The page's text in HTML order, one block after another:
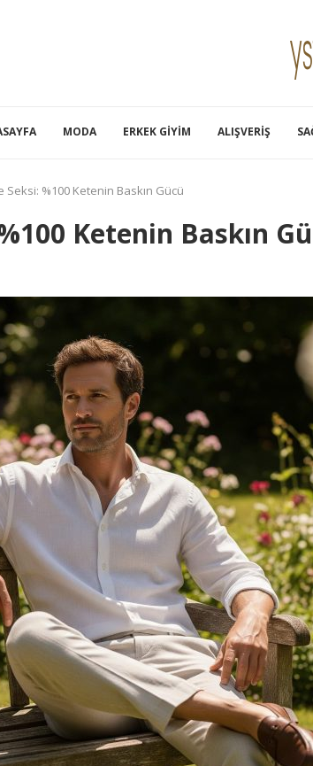
MODA ERKEK GIYIM ALIŞVERIŞ
Seksi: %100 Ketenin Baskın Gücü
Ketenin Baskın